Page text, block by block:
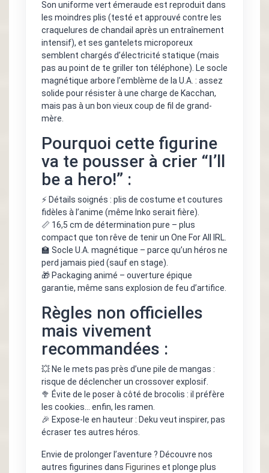
Son uniforme vert émeraude est reproduit dans
les moindres plis (testé et approuvé contre les
craquelures de chandail après un entraînement
intensif), et ses gantelets microporeux
semblent chargés d’électricité statique (mais
pas au point de te griller ton téléphone). Le socle
magnétique arbore l’emblème de la U.A. : assez
solide pour résister à une charge de Kacchan,
mais pas à un bon vieux coup de fil de grand-
mère.
Pourquoi cette figurine
va te pousser à crier “I’ll
be a hero!” :
⚡ Détails soignés : plis de costume et coutures
fidèles à l’anime (même Inko serait fière).
📏 16,5 cm de détermination pure – plus
compact que ton rêve de tenir un One For All IRL.
🏫 Socle U.A. magnétique – parce qu’un héros ne
perd jamais pied (sauf en stage).
🎁 Packaging animé – ouverture épique
garantie, même sans explosion de feu d’artifice.
Règles non officielles
mais vivement
recommandées :
💥 Ne le mets pas près d’une pile de mangas :
risque de déclencher un crossover explosif.
🥦 Évite de le poser à côté de brocolis : il préfère
les cookies… enfin, les ramen.
🎉 Expose-le en hauteur : Deku veut inspirer, pas
écraser tes autres héros.
Envie de prolonger l’aventure ? Découvre nos
autres figurines dans Figurines et plonge plus